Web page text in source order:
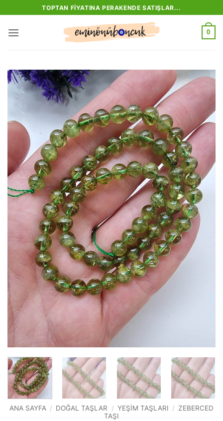
atla
TOPTAN FIYATINA PERAKENDE SATIŞLAR...
0
ANA SAYFA / DOĞAL TAŞLAR / YEŞIM TAŞLARI / ZEBERCED
TAŞI